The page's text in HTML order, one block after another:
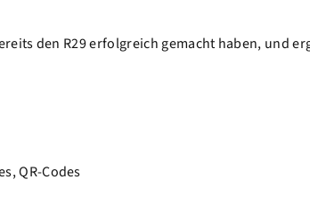
den R29 erfolgreich gemacht haben,
QR-Codes